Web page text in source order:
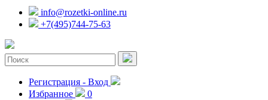
info@rozetki-online.ru
+7(495)744-75-63
Регистрация - Вход
Избранное
0